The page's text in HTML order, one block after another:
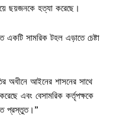
ছয়জনকে হত্যা করেছে।
একটি সামরিক টহল এড়াতে চেষ্টা
অধীনে আইনের শাসনের সাথে
এবং বেসামরিক কর্তৃপক্ষকে
প্রস্তুত।”